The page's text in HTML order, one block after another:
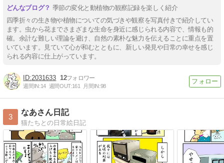
季節の変化と動植物の観察記録を楽しく紹介
四季折々の生き物や植物についての気づきや観察を写真付きで紹介してい
ます。虫から花までさまざまな生命を身近に感じられる内容で、情報も的
確。余計な難しい理論を避け、自然の素朴な魅力を伝えることに重点を置
いています。見ていて心が和むとともに、新しい発見や日常の幸せを感じ
られる内容に仕上がっています。
2031633 12
週間IN:14 週間OUT:161 月間IN:98
3
なあさん日記
猫たちとの日常絵日記